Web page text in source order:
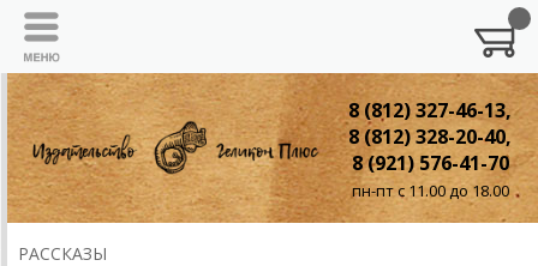
8 (812) 327-46-13,
8 (812) 328-20-40,
8 (921) 576-41-70
пн-пт с 11.00 до 18.00
РАССКАЗЫ